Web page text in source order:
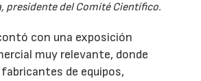
presidente del Comité Científico.
con una exposición
muy relevante, donde
de equipos,